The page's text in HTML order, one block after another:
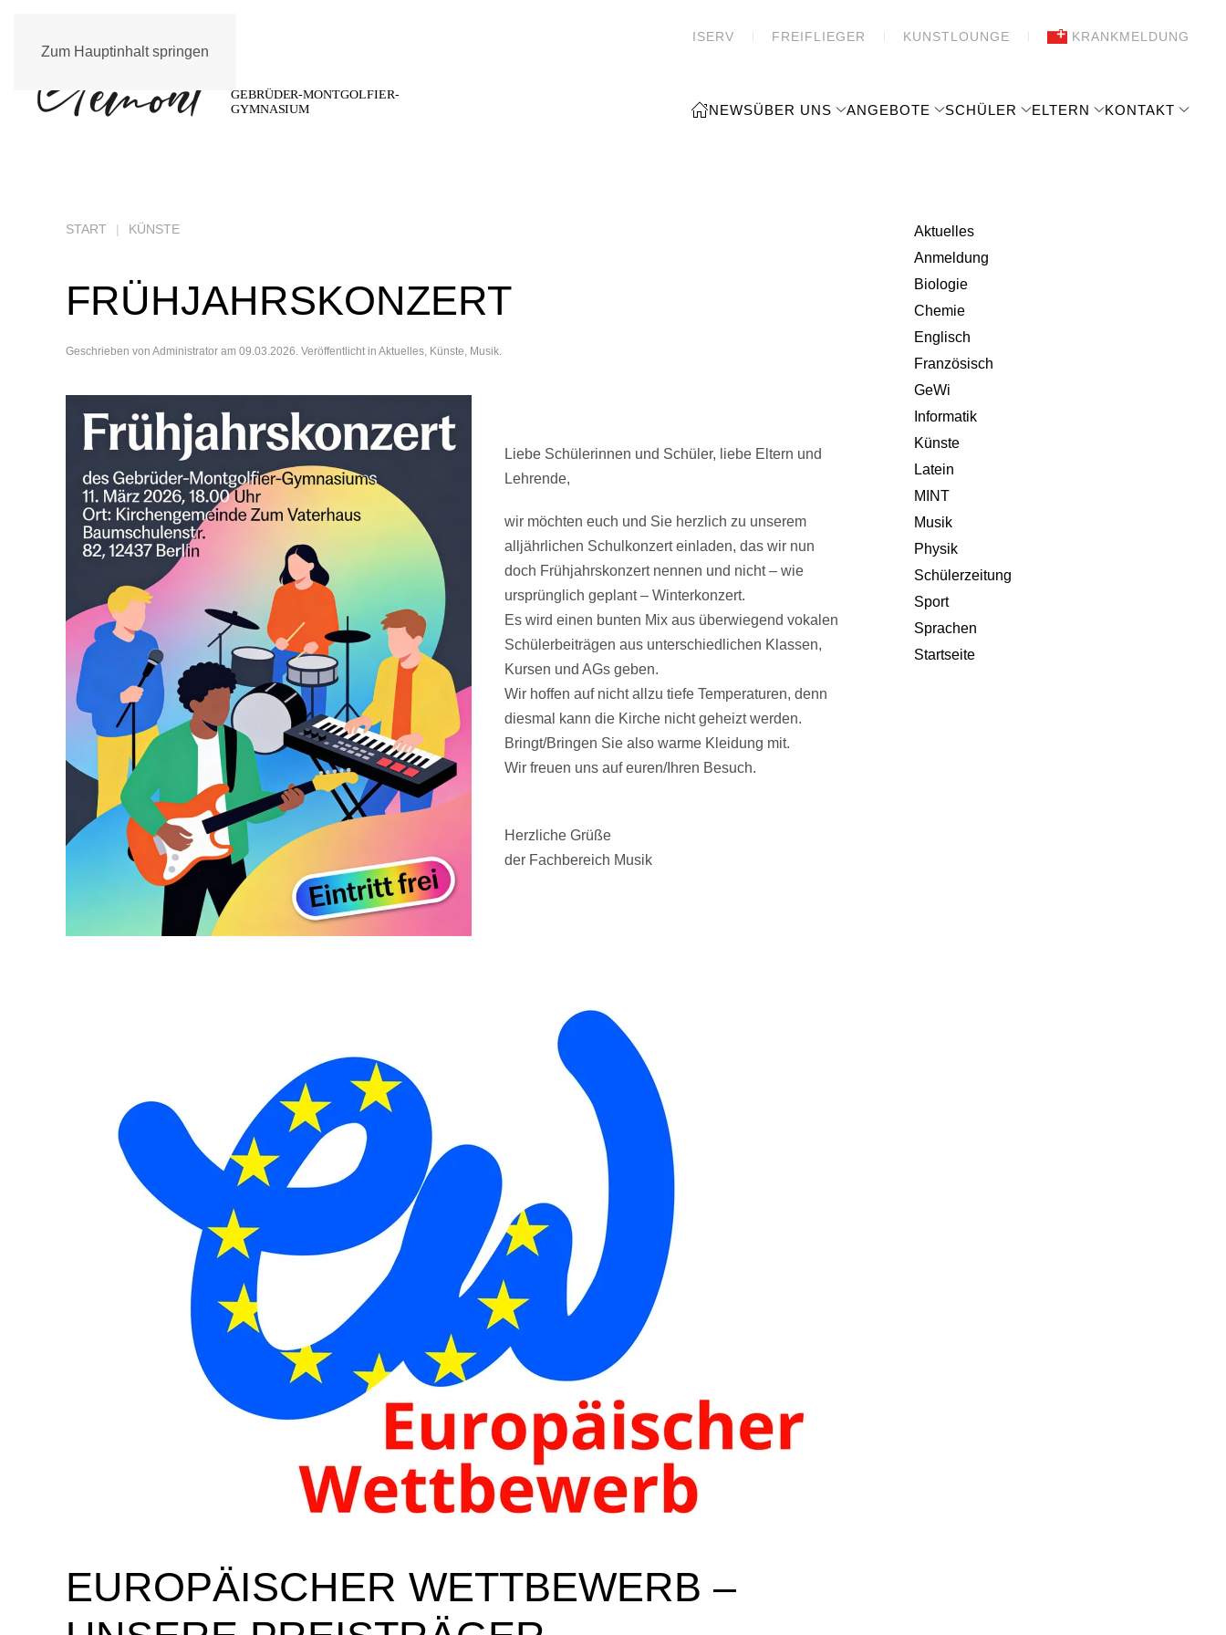
Zum Hauptinhalt springen
ISERV FREIFLIEGER KUNSTLOUNGE KRANKMELDUNG
NEWSÜBER UNS ANGEBOTE SCHÜLER ELTERN KONTAKT
START KÜNSTE
FRÜHJAHRSKONZERT
Geschrieben von Administrator am 09.03.2026. Veröffentlicht in Aktuelles, Künste, Musik.
Liebe Schülerinnen und Schüler, liebe Eltern und
Lehrende,
wir möchten euch und Sie herzlich zu unserem
alljährlichen Schulkonzert einladen, das wir nun
doch Frühjahrskonzert nennen und nicht – wie
ursprünglich geplant – Winterkonzert.
Es wird einen bunten Mix aus überwiegend vokalen
Schülerbeiträgen aus unterschiedlichen Klassen,
Kursen und AGs geben.
Wir hoffen auf nicht allzu tiefe Temperaturen, denn
diesmal kann die Kirche nicht geheizt werden.
Bringt/Bringen Sie also warme Kleidung mit.
Wir freuen uns auf euren/Ihren Besuch.
Herzliche Grüße
der Fachbereich Musik
EUROPÄISCHER WETTBEWERB –
Aktuelles
Anmeldung
Biologie
Chemie
Englisch
Französisch
GeWi
Informatik
Künste
Latein
MINT
Musik
Physik
Schülerzeitung
Sport
Sprachen
Startseite